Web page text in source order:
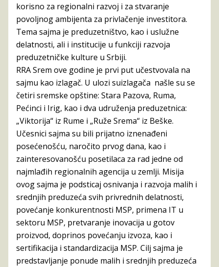
korisno za regionalni razvoj i za stvaranje
povoljnog ambijenta za privlačenje investitora.
Tema sajma je preduzetništvo, kao i uslužne
delatnosti, ali i institucije u funkciji razvoja
preduzetničke kulture u Srbiji.
RRA Srem ove godine je prvi put učestvovala na
sajmu kao izlagač. U ulozi suizlagača našle su se
četiri sremske opštine: Stara Pazova, Ruma,
Pećinci i Irig, kao i dva udruženja preduzetnica:
„Viktorija“ iz Rume i „Ruže Srema“ iz Beške.
Učesnici sajma su bili prijatno iznenađeni
posećenošću, naročito prvog dana, kao i
zainteresovanošću posetilaca za rad jedne od
najmlađih regionalnih agencija u zemlji. Misija
ovog sajma je podsticaj osnivanja i razvoja malih i
srednjih preduzeća svih privrednih delatnosti,
povećanje konkurentnosti MSP, primena IT u
sektoru MSP, pretvaranje inovacija u gotov
proizvod, doprinos povećanju izvoza, kao i
sertifikacija i standardizacija MSP. Cilj sajma je
predstavljanje ponude malih i srednjih preduzeća